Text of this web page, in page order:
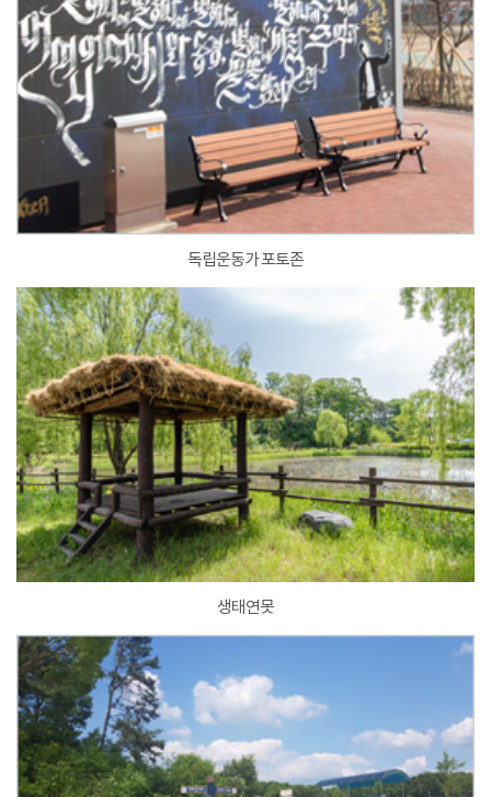
독립운동가 포토존
생태연못